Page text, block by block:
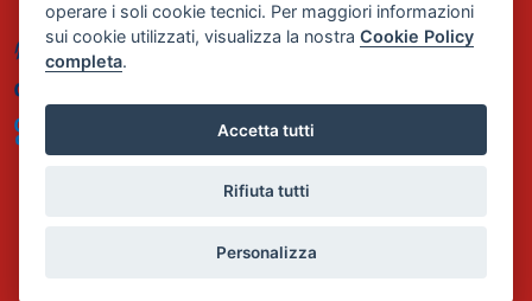
operare i soli cookie tecnici. Per maggiori informazioni
sui cookie utilizzati, visualizza la nostraCookie Policy
completa.
Accetta tutti
Rifiuta tutti
Personalizza